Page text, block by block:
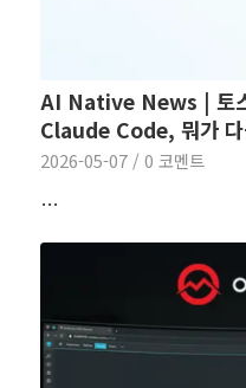
AI Native News | 토스
Claude Code, 뭐가 다
2026-05-07 / 0 코멘트
…